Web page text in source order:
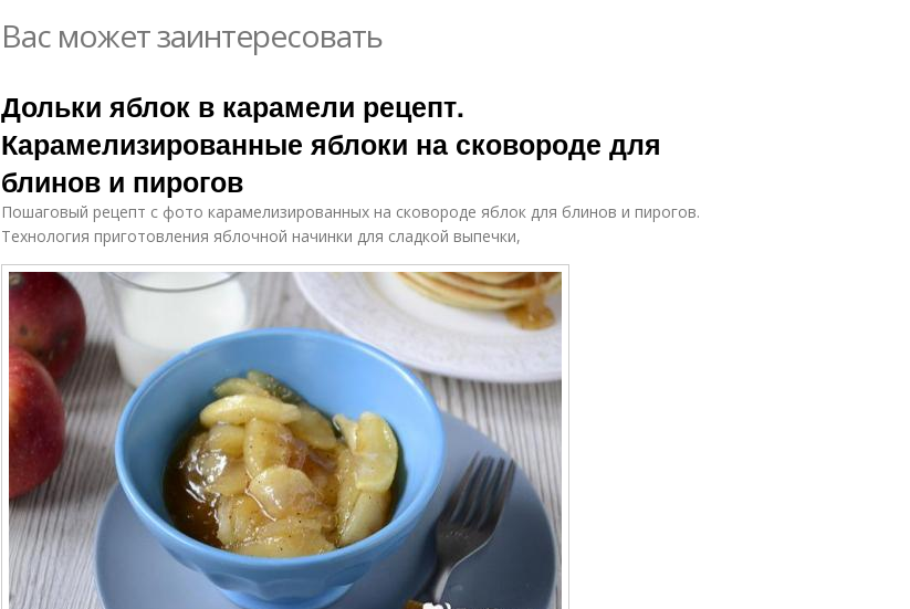
Вас может заинтересовать
Дольки яблок в карамели рецепт.
Карамелизированные яблоки на сковороде для
блинов и пирогов
Пошаговый рецепт с фото карамелизированных на сковороде яблок для блинов и пирогов.
Технология приготовления яблочной начинки для сладкой выпечки,